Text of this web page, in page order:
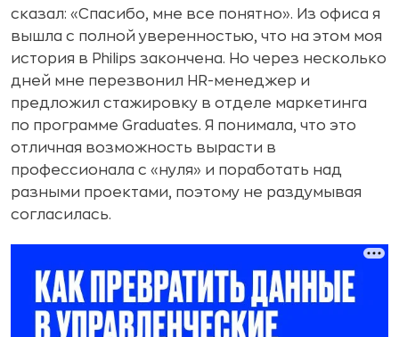
сказал: «Спасибо, мне все понятно». Из офиса я
вышла с полной уверенностью, что на этом моя
история в Philips закончена. Но через несколько
дней мне перезвонил HR-менеджер и
предложил стажировку в отделе маркетинга
по программе Graduates. Я понимала, что это
отличная возможность вырасти в
профессионала с «нуля» и поработать над
разными проектами, поэтому не раздумывая
согласилась.